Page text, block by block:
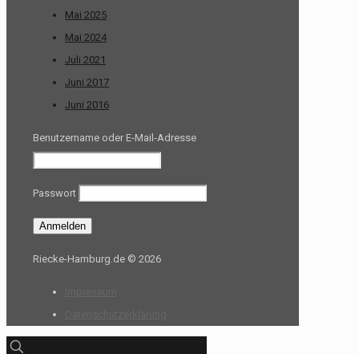
Mai 2025
Mai 2024
Juli 2021
Juni 2017
Juni 2016
Benutzername oder E-Mail-Adresse
Passwort
Riecke-Hamburg.de © 2026
Impressum
Datenschutzerklärung